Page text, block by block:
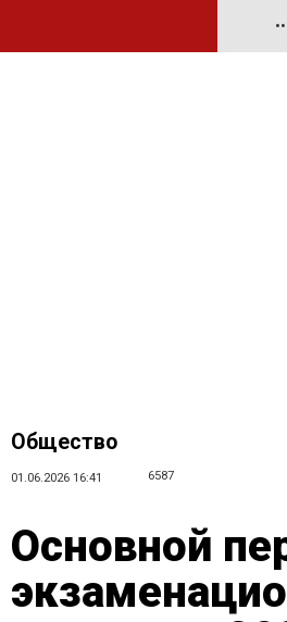
Общество
01.06.2026 16:41 6587
Основной